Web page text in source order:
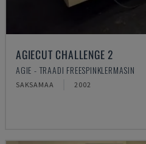
AGIECUT CHALLENGE 2
AGIE - TRAADI FREESPINKLERMASIN
SAKSAMAA 2002